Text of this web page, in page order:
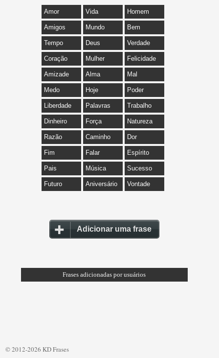
Amor Vida Homem
Amigos Mundo Bem
Tempo Deus Verdade
Coração Mulher Felicidade
Amizade Alma Mal
Medo Hoje Poder
Liberdade Palavras Trabalho
Dinheiro Força Natureza
Razão Caminho Dor
Fim Falar Espírito
Pais Música Sucesso
Futuro Aniversário Vontade
Adicionar uma frase
Frases adicionadas por usuários
© 2012-2026 KD Frases